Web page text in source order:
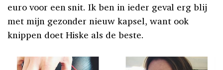
euro voor een snit. Ik ben in ieder geval erg blij
met mijn gezonder nieuw kapsel, want ook
knippen doet Hiske als de beste.